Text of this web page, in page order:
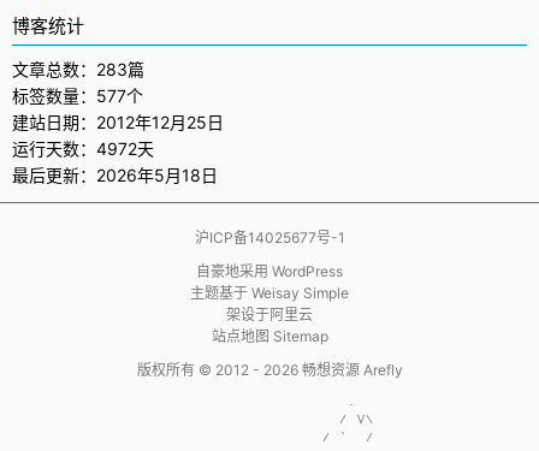
博客统计
文章总数：283篇
标签数量：577个
建站日期：2012年12月25日
运行天数：4972天
最后更新：2026年5月18日
沪ICP备14025677号-1
自豪地采用 WordPress
主题基于 Weisay Simple
架设于阿里云
站点地图 Sitemap
版权所有 © 2012 - 2026 畅想资源 Arefly
                     .
                    / V\
                  / `  /